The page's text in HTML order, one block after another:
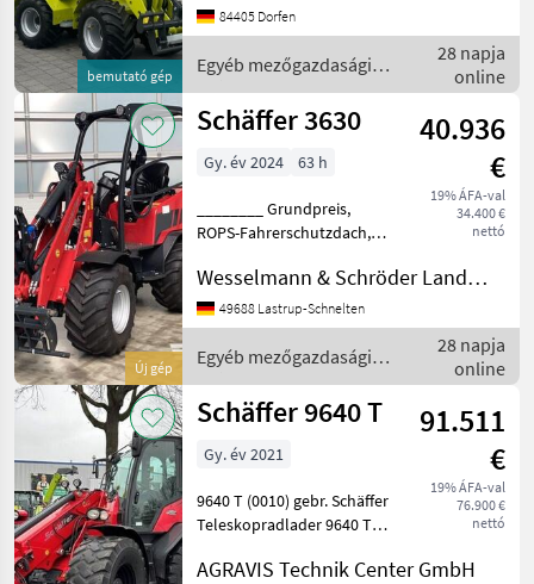
bemutató gép
50-15 - 20 km/h -
hydrostatischer
Allradantrieb - Automa
84405 Dorfen
Egyéb mezőgazdasági
erőgépek / Fliegl
28 napja
online
Új gép
Schäffer 3630
40.936
€
19% ÁFA-val
34.400 €
nettó
Gy. év 2024 63 h
________ Grundpreis,
ROPS-Fahrerschutzdach,
D1703M-DI, 18 KW = 25 PS,
Heckgewicht-Endplatte,
hydr.
Werkzeugverriegelung,
Wesselmann & Schröder Landmaschinen Lastrup-Schnelten
49688 Lastrup-Schnelten
Egyéb mezőgazdasági
erőgépek / Schäffer
28 napja
online
Schäffer 9640 T
91.511
€
19% ÁFA-val
76.900 €
nettó
Gy. év 2021
9640 T (0010) gebr. Schäffer
Teleskopradlader 9640 T
Dieselmotor (0030) Deutz
AGRAVIS Technik Center GmbH